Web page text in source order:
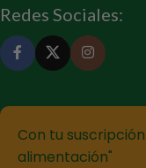
Redes Sociales:
Con tu suscripción
alimentación"